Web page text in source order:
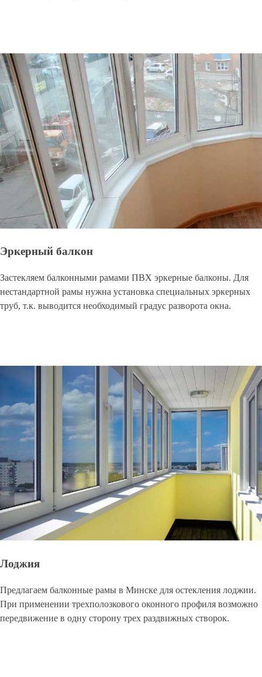
Эркерный балкон
Застекляем балконными рамами ПВХ эркерные балконы. Для
нестандартной рамы нужна установка специальных эркерных
труб, т.к. выводится необходимый градус разворота окна.
Лоджия
Предлагаем балконные рамы в Минске для остекления лоджии.
При применении трехполозкового оконного профиля возможно
передвижение в одну сторону трех раздвижных створок.